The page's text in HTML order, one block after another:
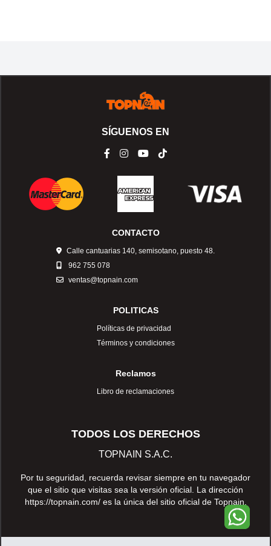
SÍGUENOS EN
CONTACTO
Calle cantuarias 140, semisotano, puesto 48.
962 755 078
ventas@topnain.com
POLITICAS
Políticas de privacidad
Términos y condiciones
Reclamos
Libro de reclamaciones
TODOS LOS DERECHOS
TOPNAIN S.A.C.
Por tu seguridad, recuerda revisar siempre en tu navegador
que el sitio que visitas sea la versión oficial. La dirección
https://topnain.com/es la única del sitio oficial de Topnain.